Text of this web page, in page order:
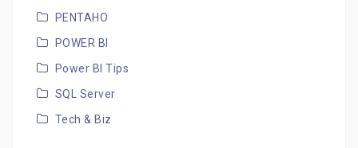
PENTAHO
POWER BI
Power BI Tips
SQL Server
Tech & Biz